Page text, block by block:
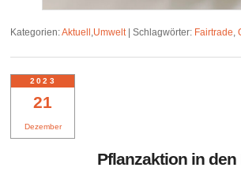
Kategorien:Aktuell ,Umwelt |Schlagwörter: Fairtrade,
21
Dezember
2023
Pflanzaktion in den